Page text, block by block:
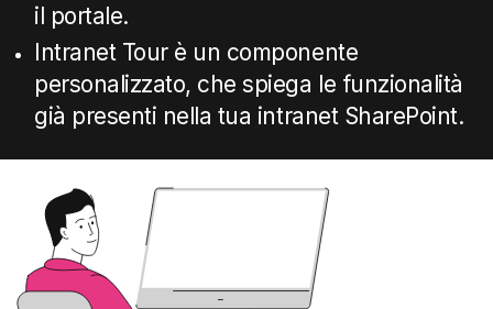
il portale.
Intranet Tour è un componente
personalizzato, che spiega le funzionalità
già presenti nella tua intranet SharePoint.